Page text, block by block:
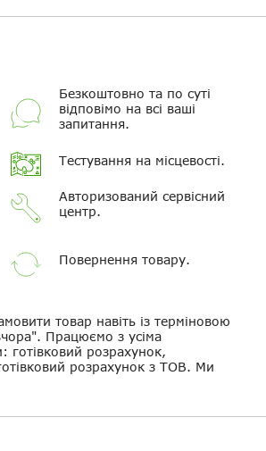
Безкоштовно та по суті
відповімо на всі ваші
запитання.
Тестування на місцевості.
Авторизований сервісний
центр.
Повернення товару.
товар навіть із терміновою
Працюємо з усіма
готівковий розрахунок,
розрахунок з ТОВ. Ми
Скасувати